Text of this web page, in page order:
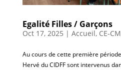
Egalité Filles / Garçons
Oct 17, 2025 | Accueil, CE-CM
Au cours de cette première
Hervé du CIDFF sont intervenus